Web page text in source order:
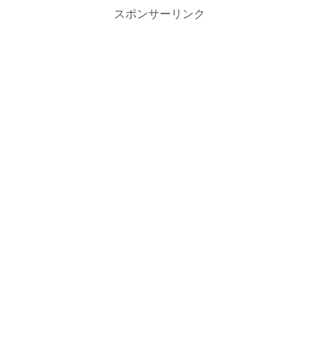
スポンサーリンク